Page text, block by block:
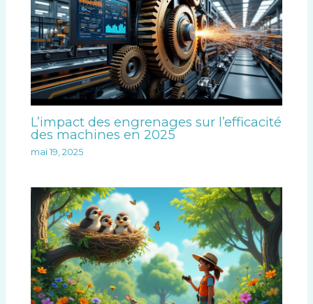
L’impact des engrenages sur l’efficacité
des machines en 2025
mai 19, 2025